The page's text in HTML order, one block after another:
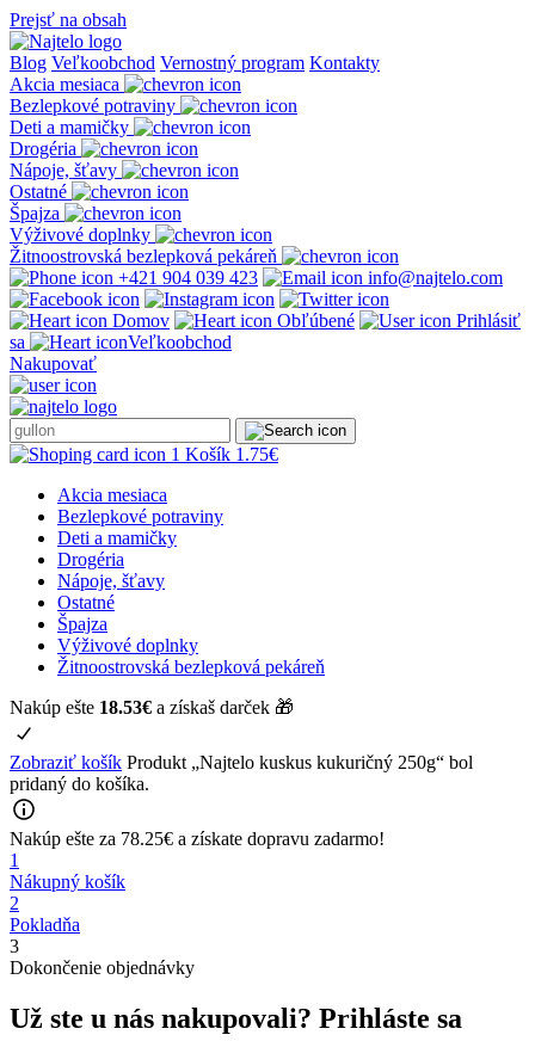
Prejsť na obsah
Blog Veľkoobchod Vernostný program Kontakty
Akcia mesiaca
Bezlepkové potraviny
Deti a mamičky
Drogéria
Nápoje, šťavy
Ostatné
Špajza
Výživové doplnky
Žitnoostrovská bezlepková pekáreň
+421 904 039 423
info@najtelo.com
Domov Obľúbené
Prihlásiť
sa
Veľkoobchod
Nakupovať
1 Košík 1.75€
Akcia mesiaca
Bezlepkové potraviny
Deti a mamičky
Drogéria
Nápoje, šťavy
Ostatné
Špajza
Výživové doplnky
Žitnoostrovská bezlepková pekáreň
Nakúp ešte 18.53€ a získaš darček 🎁
Zobraziť košík Produkt „Najtelo kuskus kukuričný 250g“ bol
pridaný do košíka.
Nakúp ešte za 78.25€ a získate dopravu zadarmo!
1
Nákupný košík
2
Pokladňa
3
Dokončenie objednávky
Už ste u nás nakupovali? Prihláste sa